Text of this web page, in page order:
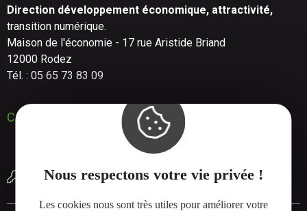
Nous respectons votre vie privée !
Les cookies nous sont très utiles pour améliorer votre
Direction développement économique, attractivité,
transition numérique.
Maison de l'économie - 17 rue Aristide Briand
12000 Rodez
Tél. : 05 65 73 83 09
Contactez-nous
Réserver une salle de réunion